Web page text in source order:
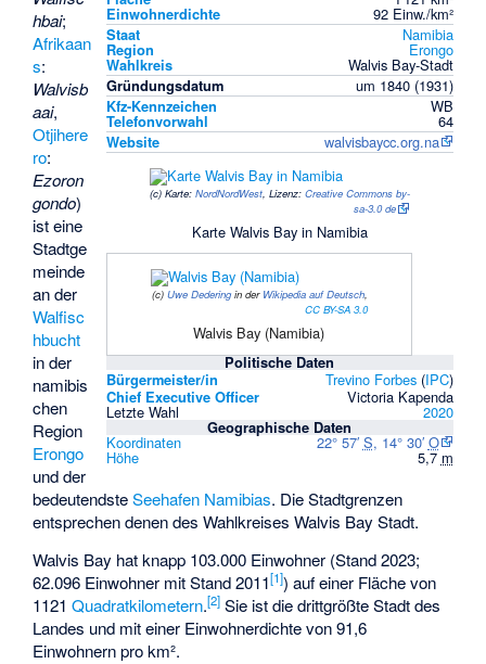
Einwohnerdichte
92 Einw./km²
Staat
Region
Wahlkreis
Namibia
Erongo
Walvis Bay-Stadt
Gründungsdatum
um 1840 (1931)
Kfz-Kennzeichen
Telefonvorwahl
WB
64
Website
walvisbaycc.org.na
(c) Karte: NordNordWest, Lizenz: Creative Commons by-
sa-3.0 de
Karte Walvis Bay in Namibia
(c) Uwe Dederingin der Wikipedia auf Deutsch,
CC BY-SA 3.0
Walvis Bay (Namibia)
Politische Daten
Bürgermeister/in
Trevino Forbes(IPC)
Chief Executive Officer
Victoria Kapenda
Letzte Wahl 2020
Geographische Daten
Koordinaten 22° 57′ S, 14° 30′ O
Höhe 5,7 m
hbai;
Afrikaan
s:
Walvisb
aai,
Otjihere
ro:
Ezoron
gondo)
ist eine
Stadtge
meinde
an der
Walfisc
hbucht
in der
namibis
chen
Region
Erongo
und der
bedeutendsteSeehafen Namibias. Die Stadtgrenzen
entsprechen denen desWahlkreises Walvis Bay Stadt.
Walvis Bay hat knapp 103.000 Einwohner (Stand 2023;
62.096 Einwohner mit Stand 2011[1]) auf einer Fläche von
1121Quadratkilometern.[2] Sie ist die drittgrößte Stadt des
Landes und mit einer Einwohnerdichte von 91,6
Einwohnern pro km².